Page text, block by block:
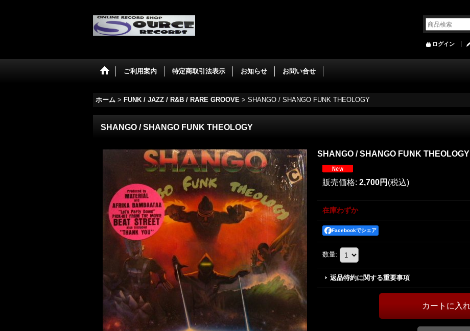
ログイン
ご利用案内 特定商取引法表示 お知らせ お問い合せ
ホーム > FUNK / JAZZ / R&B / RARE GROOVE > SHANGO / SHANGO FUNK THEOLOGY
SHANGO / SHANGO FUNK THEOLOGY
SHANGO / SHANGO FUNK THEOLOGY
販売価格: 2,700円 (税込)
在庫わずか
Facebookでシェア
数量:
返品特約に関する重要事項